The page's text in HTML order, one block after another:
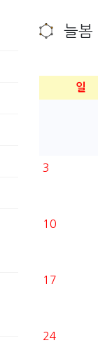
늘봄
일
3
10
17
24